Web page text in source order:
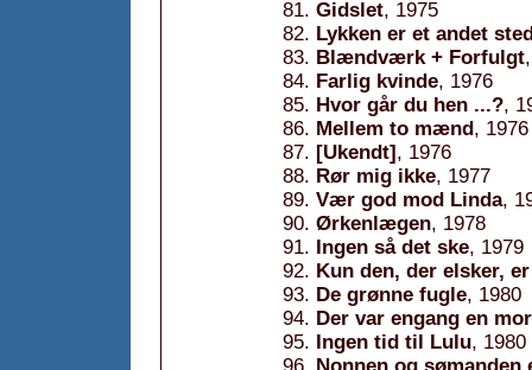
Gidslet, 1975
Lykken er et andet
Blændværk + Forfulgt
Farlig kvinde, 1976
Hvor går du hen ...?,
Mellem to mænd, 1976
[Ukendt], 1976
Rør mig ikke, 1977
Vær god mod Linda,
Ørkenlægen, 1978
Ingen så det ske, 1979
Kun den, der elsker,
De grønne fugle, 1980
Der var engang en mor
Ingen tid til Lulu, 1980